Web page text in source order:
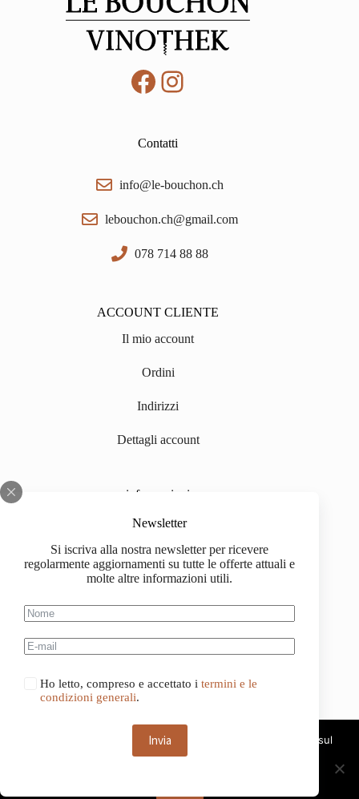
Newsletter
Si iscriva alla nostra newsletter per ricevere
regolarmente aggiornamenti su tutte le offerte attuali e
molte altre informazioni utili.
Ho letto, compreso e accettato i termini e le
condizioni generali.
Invia
Facebook
Instagram
Contatti
info@le-bouchon.ch
lebouchon.ch@gmail.com
078 714 88 88
ACCOUNT CLIENTE
Il mio account
Ordini
Indirizzi
Dettagli account
informazioni
Chi siamo
Impressum
Informazioni sull'acquisto
Condizioni generali di contratto
Italiano
Questo sito web utilizza i cookie. Continuando a navigare sul
sito, acconsenti all'uso dei cookie.